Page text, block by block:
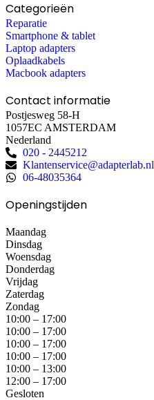
Categorieën
Reparatie
Smartphone & tablet
Laptop adapters
Oplaadkabels
Macbook adapters
Contact informatie
Postjesweg 58-H
1057EC AMSTERDAM
Nederland
020 - 2445212
Klantenservice@adapterlab.nl
06-48035364
Openingstijden
Maandag
Dinsdag
Woensdag
Donderdag
Vrijdag
Zaterdag
Zondag
10:00 – 17:00
10:00 – 17:00
10:00 – 17:00
10:00 – 17:00
10:00 – 13:00
12:00 – 17:00
Gesloten